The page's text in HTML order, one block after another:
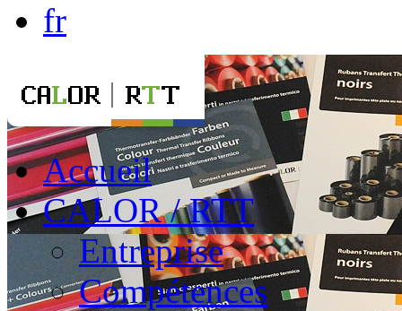
fr
Accueil
CALOR / RTT
Entreprise
Compétences